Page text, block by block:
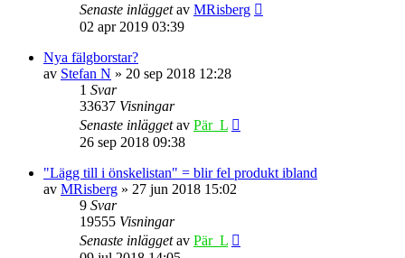
Senaste inläggetav MRisberg
02 apr 2019 03:39
Nya fälgborstar?
av Stefan N » 20 sep 2018 12:28
1 Svar
33637 Visningar
Senaste inläggetav Pär_L
26 sep 2018 09:38
"Lägg till i önskelistan" = blir fel produkt ibland
av MRisberg » 27 jun 2018 15:02
9 Svar
19555 Visningar
Senaste inläggetav Pär_L